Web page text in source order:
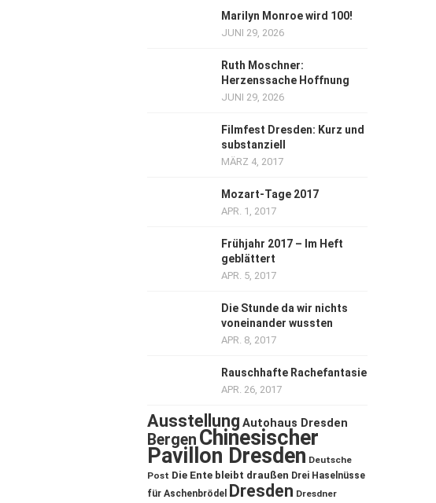
Marilyn Monroe wird 100!
JUNI 29, 2026
Ruth Moschner:
Herzenssache Hoffnung
JUNI 29, 2026
Filmfest Dresden: Kurz und
substanziell
MÄRZ 4, 2017
Mozart-Tage 2017
APR. 1, 2017
Frühjahr 2017 – Im Heft
geblättert
APR. 5, 2017
Die Stunde da wir nichts
voneinander wussten
APR. 8, 2017
Rauschhafte Rachefantasie
APR. 26, 2017
Ausstellung Autohaus Dresden
Bergen Chinesischer
Pavillon Dresden Deutsche
Post Die Ente bleibt draußen Drei Haselnüsse
für Aschenbrödel
Dresden Dresdner